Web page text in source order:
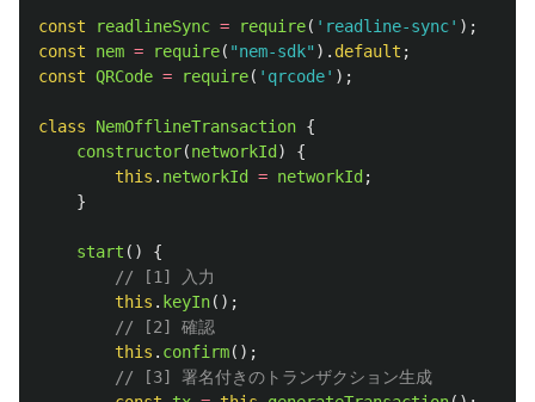
const readlineSync = require( ' readline-sync' );
const
nem = require( "nem-sdk" ). default ;
const QRCode = require( ' qrcode' );
class NemOfflineTransaction {
constructor(networkId )
{
this . networkId = networkId ;
}
start ()
{
// [1] 入力
this . keyIn();
// [2] 確認
this . confirm();
// [3] 署名付きのトランザクション生成